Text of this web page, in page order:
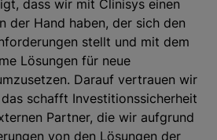
dass wir mit Clinisys einen
der Hand haben, der sich den
stellt und mit dem
Lösungen für neue
Darauf vertrauen wir
schafft Investitionssicherheit
Partner, die wir aufgrund
von den Lösungen der